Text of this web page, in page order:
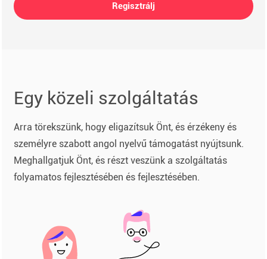
Regisztrálj
Egy közeli szolgáltatás
Arra törekszünk, hogy eligazítsuk Önt, és érzékeny és
személyre szabott angol nyelvű támogatást nyújtsunk.
Meghallgatjuk Önt, és részt veszünk a szolgáltatás
folyamatos fejlesztésében és fejlesztésében.